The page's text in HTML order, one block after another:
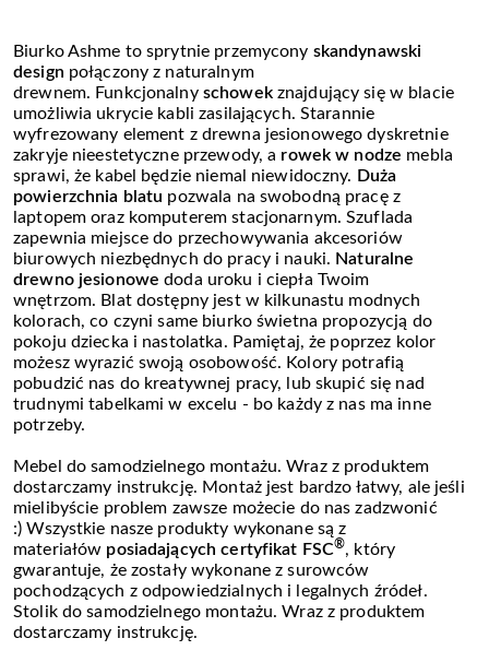
Biurko Ashme to sprytnie przemycony skandynawski
design połączony z naturalnym
drewnem. Funkcjonalny schowek znajdujący się w blacie
umożliwia ukrycie kabli zasilających. Starannie
wyfrezowany element z drewna jesionowego dyskretnie
zakryje nieestetyczne przewody, a rowek w nodze mebla
sprawi, że kabel będzie niemal niewidoczny. Duża
powierzchnia blatu pozwala na swobodną pracę z
laptopem oraz komputerem stacjonarnym. Szuflada
zapewnia miejsce do przechowywania akcesoriów
biurowych niezbędnych do pracy i nauki. Naturalne
drewno jesionowe doda uroku i ciepła Twoim
wnętrzom. Blat dostępny jest w kilkunastu modnych
kolorach, co czyni same biurko świetna propozycją do
pokoju dziecka i nastolatka. Pamiętaj, że poprzez kolor
możesz wyrazić swoją osobowość. Kolory potrafią
pobudzić nas do kreatywnej pracy, lub skupić się nad
trudnymi tabelkami w excelu - bo każdy z nas ma inne
potrzeby.
Mebel do samodzielnego montażu. Wraz z produktem
dostarczamy instrukcję. Montaż jest bardzo łatwy, ale jeśli
mielibyście problem zawsze możecie do nas zadzwonić
:) Wszystkie nasze produkty wykonane są z
materiałów posiadających certyfikat FSC®, który
gwarantuje, że zostały wykonane z surowców
pochodzących z odpowiedzialnych i legalnych źródeł.
Stolik do samodzielnego montażu. Wraz z produktem
dostarczamy instrukcję.